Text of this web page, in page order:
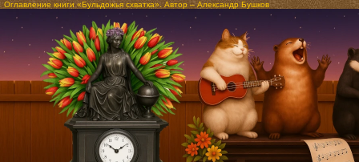
Оглавление книги «Бульдожья схватка». Автор – Александр Бушков